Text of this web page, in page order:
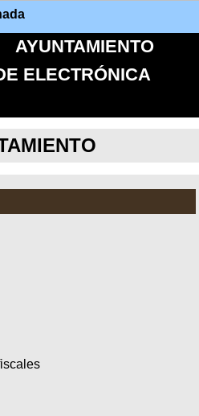
AYUNTAMIENTO
ELECTRÓNICA